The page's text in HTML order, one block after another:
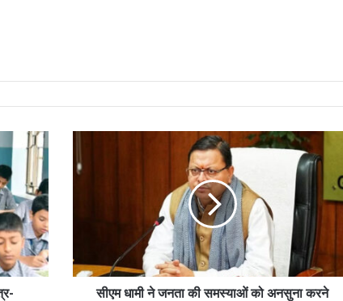
सीएम धामी ने जनता की समस्याओं को अनसुना करने